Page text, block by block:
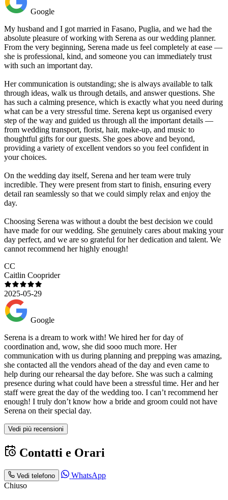
Google
My husband and I got married in Fasano, Puglia, and we had the
absolute pleasure of working with Serena as our wedding planner.
From the very beginning, Serena made us feel completely at ease —
she is professional, kind, and someone you can immediately trust
with such an important day.
Her communication is outstanding; she is always available to talk
through ideas, walk us through details, and answer questions. She
has such a calming presence, which is exactly what you need during
what can be a very stressful time. Serena kept us organised every
step of the way and guided us through all the important details —
from wedding transport, florist, hair, make-up, and music to
thoughtful gifts for our guests. She goes above and beyond,
providing a variety of excellent vendors so you feel confident in
your choices.
On the wedding day itself, Serena and her team were truly
incredible. They were present from start to finish, ensuring every
detail ran seamlessly so that we could simply relax and enjoy the
day.
Choosing Serena was without a doubt the best decision we could
have made for our wedding. She genuinely cares about making your
day perfect, and we are so grateful for her dedication and talent. We
cannot recommend her highly enough!
CC
Caitlin Cooprider
2025-05-29
Google
Serena is a dream to work with! We hired her for day of
coordination and, wow, she did sooo much more. Her
communication with us during planning and prepping was amazing,
she contacted all the vendors ahead of the day and even came to
help during our rehearsal the day before. She was such a calming
presence during what could have been a stressful time. Her and her
staff were great the day of the wedding too. I can’t recommend her
enough! I truly don’t know how a bride and groom could not have
Serena on their special day.
Vedi più recensioni
Contatti e Orari
Vedi telefono
WhatsApp
Chiuso